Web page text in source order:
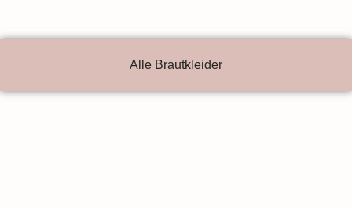
Alle Brautkleider